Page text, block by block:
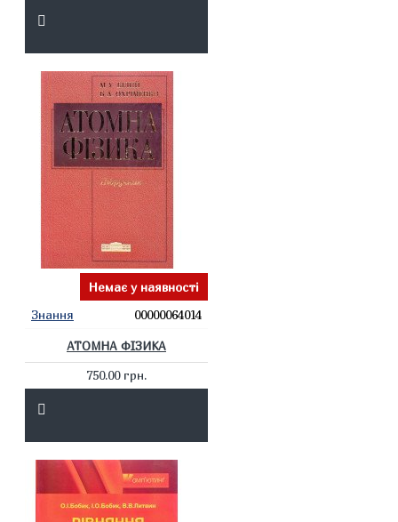
Немає у наявності
Знання
00000064014
АТОМНА ФІЗИКА
750.00 грн.